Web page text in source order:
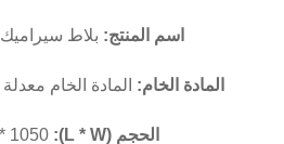
اسم المنتج: بلاط
المادة الخام: المادة الخام
الحجم (L * W): 2800 *